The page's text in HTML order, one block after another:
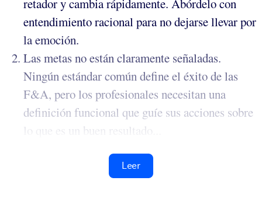
retador y cambia rápidamente. Abórdelo con
entendimiento racional para no dejarse llevar por
la emoción.
Las metas no están claramente señaladas.
Ningún estándar común define el éxito de las
F&A, pero los profesionales necesitan una
definición funcional que guíe sus acciones sobre
lo que es un buen resultado...
Leer